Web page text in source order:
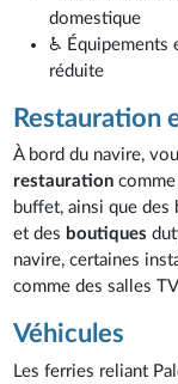
domestique
♿ Équipements
réduite
Restauration
À bord du navire,
restauration
buffet, ainsi que
et des boutiques
navire, certaines
comme des salles
Véhicules
Les ferries reliant